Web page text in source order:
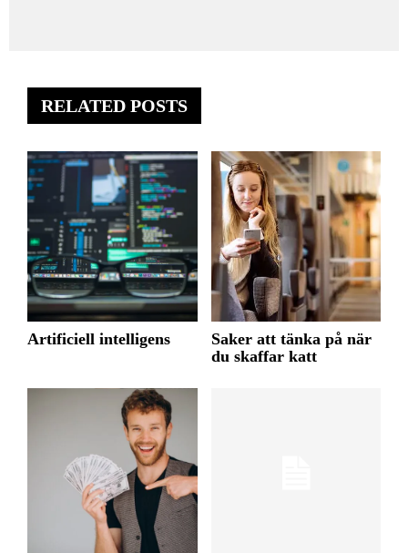
RELATED POSTS
Artificiell intelligens
Saker att tänka på när
du skaffar katt